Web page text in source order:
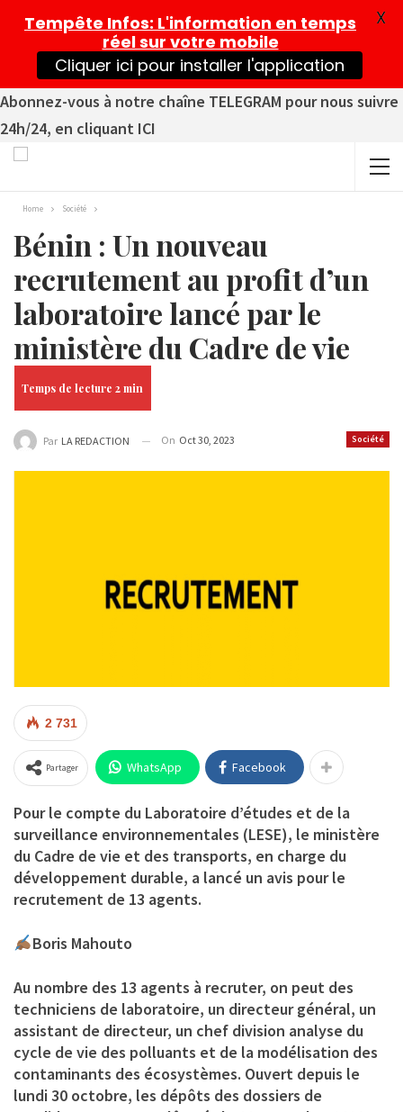
Abonnez-vous à notre chaîne TELEGRAM pour nous suivre
24h/24, en cliquant ICI
Home Société
Bénin : Un nouveau
recrutement au profit d’un
laboratoire lancé par le
ministère du Cadre de vie
Société
Par LA REDACTION On Oct 30, 2023
2 731
Partager WhatsApp Facebook
Pour le compte du Laboratoire d’études et de la
surveillance environnementales (LESE), le ministère
du Cadre de vie et des transports, en charge du
développement durable, a lancé un avis pour le
recrutement de 13 agents.
Boris Mahouto
Au nombre des 13 agents à recruter, on peut des
techniciens de laboratoire, un directeur général, un
assistant de directeur, un chef division analyse du
cycle de vie des polluants et de la modélisation des
contaminants des écosystèmes. Ouvert depuis le
lundi 30 octobre, les dépôts des dossiers de
Tempête Infos: L'information en temps
réel sur votre mobile
Cliquer ici pour installer l'application
X